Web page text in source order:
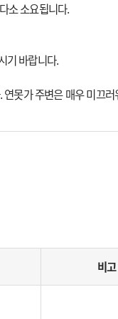
소 소요됩니다.
기 바랍니다.
못가 주변은 매우 미끄
비고